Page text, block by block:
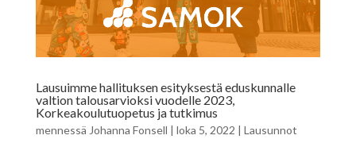
Lausuimme hallituksen esityksestä eduskunnalle
valtion talousarvioksi vuodelle 2023,
Korkeakoulutuopetus ja tutkimus
mennessä Johanna Fonsell | loka 5, 2022 | Lausunnot